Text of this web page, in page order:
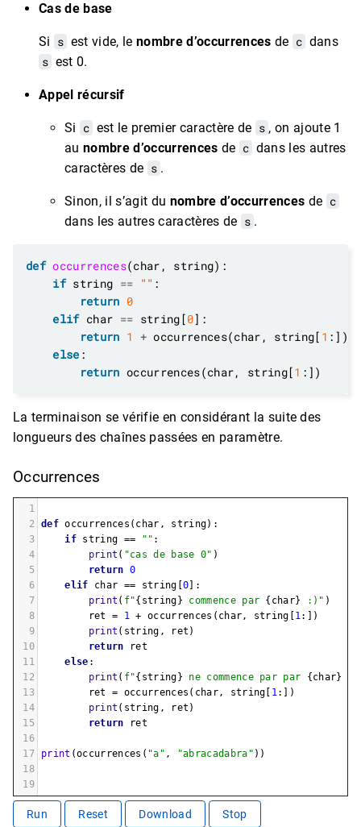
Cas de base
Si s est vide, le nombre d’occurrences de c dans
s est 0.
Appel récursif
Si c est le premier caractère de s , on ajoute 1
au nombre d’occurrences de c dans les autres
caractères de s .
Sinon, il s’agit du nombre d’occurrences de c
dans les autres caractères de s .
def occurrences
if string == ""
return 0
elif char == string[0
return 1 + occurrences(char, string[ 1
else
return occurrences(char, string[1
La terminaison se vérifie en considérant la suite des
longueurs des chaînes passées en paramètre.
Occurrences
1
2
def occurrences ( char , string):
3
if string == "" :
4
print ( "cas de base 0" )
5
return 0
6
elif char == string 0 ]:
7
print ( f"{ string } commence par { char} :)" )
8
ret = 1 + occurrences ( char, string 1:])
9
print ( string , ret )
10
return
ret
11
else :
12
print ( f"{ string } ne commence par par { char}
13
ret = occurrences ( char, string 1:])
14
print ( string , ret )
15
return
ret
16
17
print (occurrences ( "a" , "abracadabra" ))
18
19
Run Reset Download Stop